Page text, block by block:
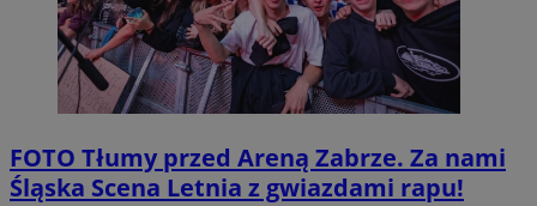
FOTO Tłumy przed Areną Zabrze. Za nami
Śląska Scena Letnia z gwiazdami rapu!